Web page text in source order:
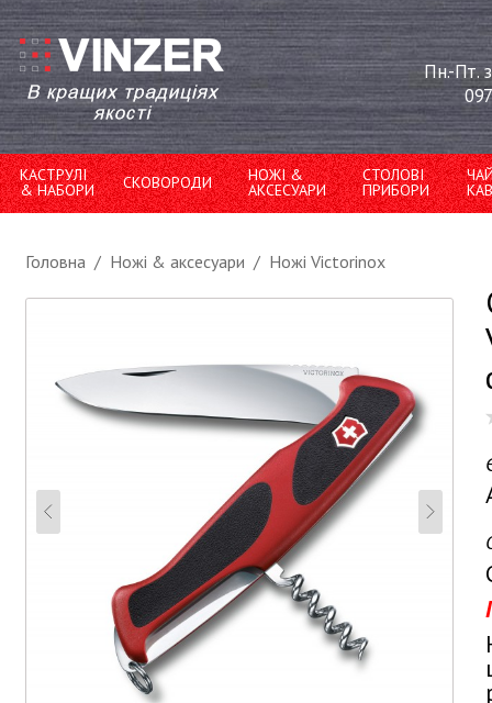
Пн.-Пт.
КАСТРУЛІ
& НАБОРИ СКОВОРОДИ НОЖІ &
АКСЕСУАРИ
СТОЛОВІ
ПРИБОРИ
Головна / Ножі & аксесуари / Ножі Victorinox